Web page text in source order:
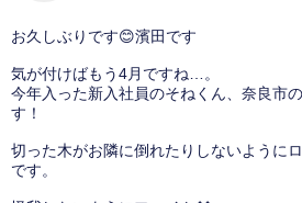
お久しぶりです😊濱田です
気が付けばもう4月ですね…。
今年入った新入社員のそねくん、奈良市
す！
切った木がお隣に倒れたりしないように
です。